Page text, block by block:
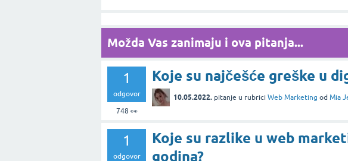
Možda Vas zanimaju i ova pitanja...
1
odgovor
748 👀
Koje su najčešće greške u
10.05.2022. pitanje u rubrici Web Marketing od Mia
1
odgovor
Koje su razlike u web
godina?